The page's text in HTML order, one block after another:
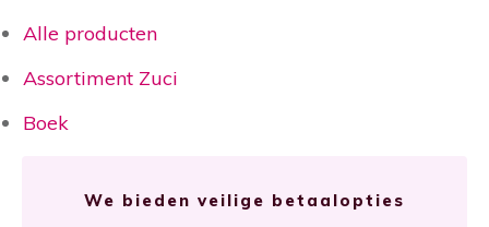
Alle producten
Assortiment Zuci
Boek
We bieden veilige betaalopties